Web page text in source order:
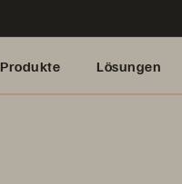
Produkte Lösungen